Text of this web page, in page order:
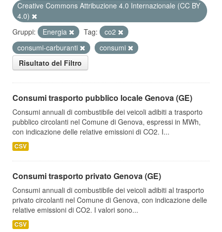
Creative Commons Attribuzione 4.0 Internazionale (CC BY
4.0)
Gruppi:
Energia Tag:
co2
consumi-carburanti
consumi
Risultato del Filtro
Consumi trasporto pubblico locale Genova (GE)
Consumi annuali di combustibile dei veicoli adibiti a trasporto
pubblico circolanti nel Comune di Genova, espressi in MWh,
con indicazione delle relative emissioni di CO2. I...
CSV
Consumi trasporto privato Genova (GE)
Consumi annuali di combustibile dei veicoli adibiti al trasporto
privato circolanti nel Comune di Genova, con indicazione delle
relative emissioni di CO2. I valori sono...
CSV